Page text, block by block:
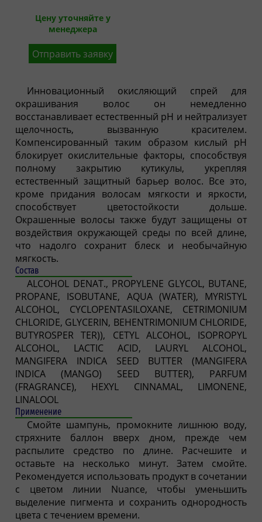
Цену уточняйте у
менеджера
Отправить заявку
Инновационный окисляющий спрей для
окрашивания волос он немедленно
восстанавливает естественный pH и нейтрализует
щелочность, вызванную красителем.
Компенсированный таким образом кислый pH
блокирует окислительные факторы, способствуя
полному закрытию кутикулы, укрепляя
естественный защитный барьер волос. Все это,
кроме придания волосам мягкости и яркости,
способствует цветостойкости дольше.
Окрашенные волосы также будут защищены от
воздействия окружающей среды по всей длине,
что надолго сохранит блеск и необычайную
мягкость.
Состав
ALCOHOL DENAT., PROPYLENE GLYCOL, BUTANE,
PROPANE, ISOBUTANE, AQUA (WATER), MYRISTYL
ALCOHOL, CYCLOPENTASILOXANE, CETRIMONIUM
CHLORIDE, GLYCERIN, BEHENTRIMONIUM CHLORIDE,
BUTYROSPER TER)), CETYL ALCOHOL, ISOPROPYL
ALCOHOL, LACTIC ACID, LAURYL ALCOHOL,
MANGIFERA INDICA SEED BUTTER (MANGIFERA
INDICA (MANGO) SEED BUTTER), PARFUM
(FRAGRANCE), HEXYL CINNAMAL, LIMONENE,
LINALOOL
Применение
Смойте шампунь, промокните лишнюю воду,
стряхните баллон вверх дном, прежде чем
распылите средство по длине. Расчешите и
оставьте на несколько минут. Затем смойте.
Рекомендуется использовать продукт в сочетании
с цветом линии Nuance, чтобы уменьшить
выделение пигмента и сохранить однородность
цвета с течением времени.